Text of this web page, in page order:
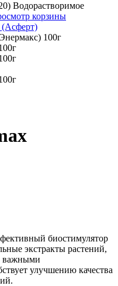
Водорастворимое
корзины
(Асферт)
100г
биостимулятор
экстракты растений,
важными
улучшению качества